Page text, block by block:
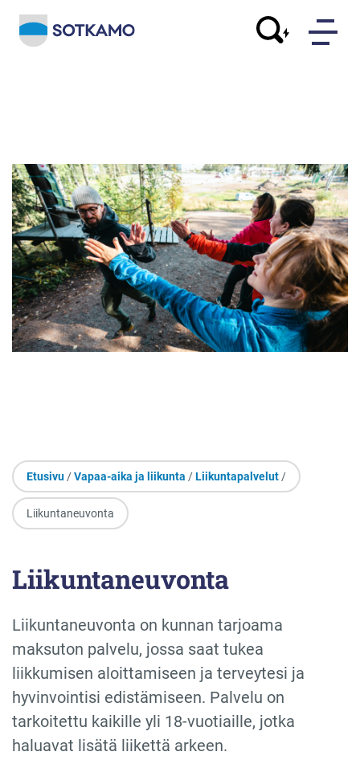
Etusivu /Vapaa-aika ja liikunta /Liikuntapalvelut /
Liikuntaneuvonta
Liikuntaneuvonta
Liikuntaneuvonta on kunnan tarjoama
maksuton palvelu, jossa saat tukea
liikkumisen aloittamiseen ja terveytesi ja
hyvinvointisi edistämiseen. Palvelu on
tarkoitettu kaikille yli 18-vuotiaille, jotka
haluavat lisätä liikettä arkeen.